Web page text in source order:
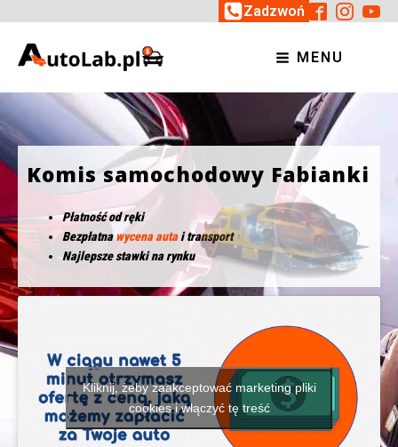
Zadzwoń
MENU
Komis samochodowy Fabianki
Płatność od ręki
Bezpłatnawycena autai transport
Najlepsze stawki na rynku
Kliknij, żeby zaakceptować marketing pliki
cookies i włączyć tę treść